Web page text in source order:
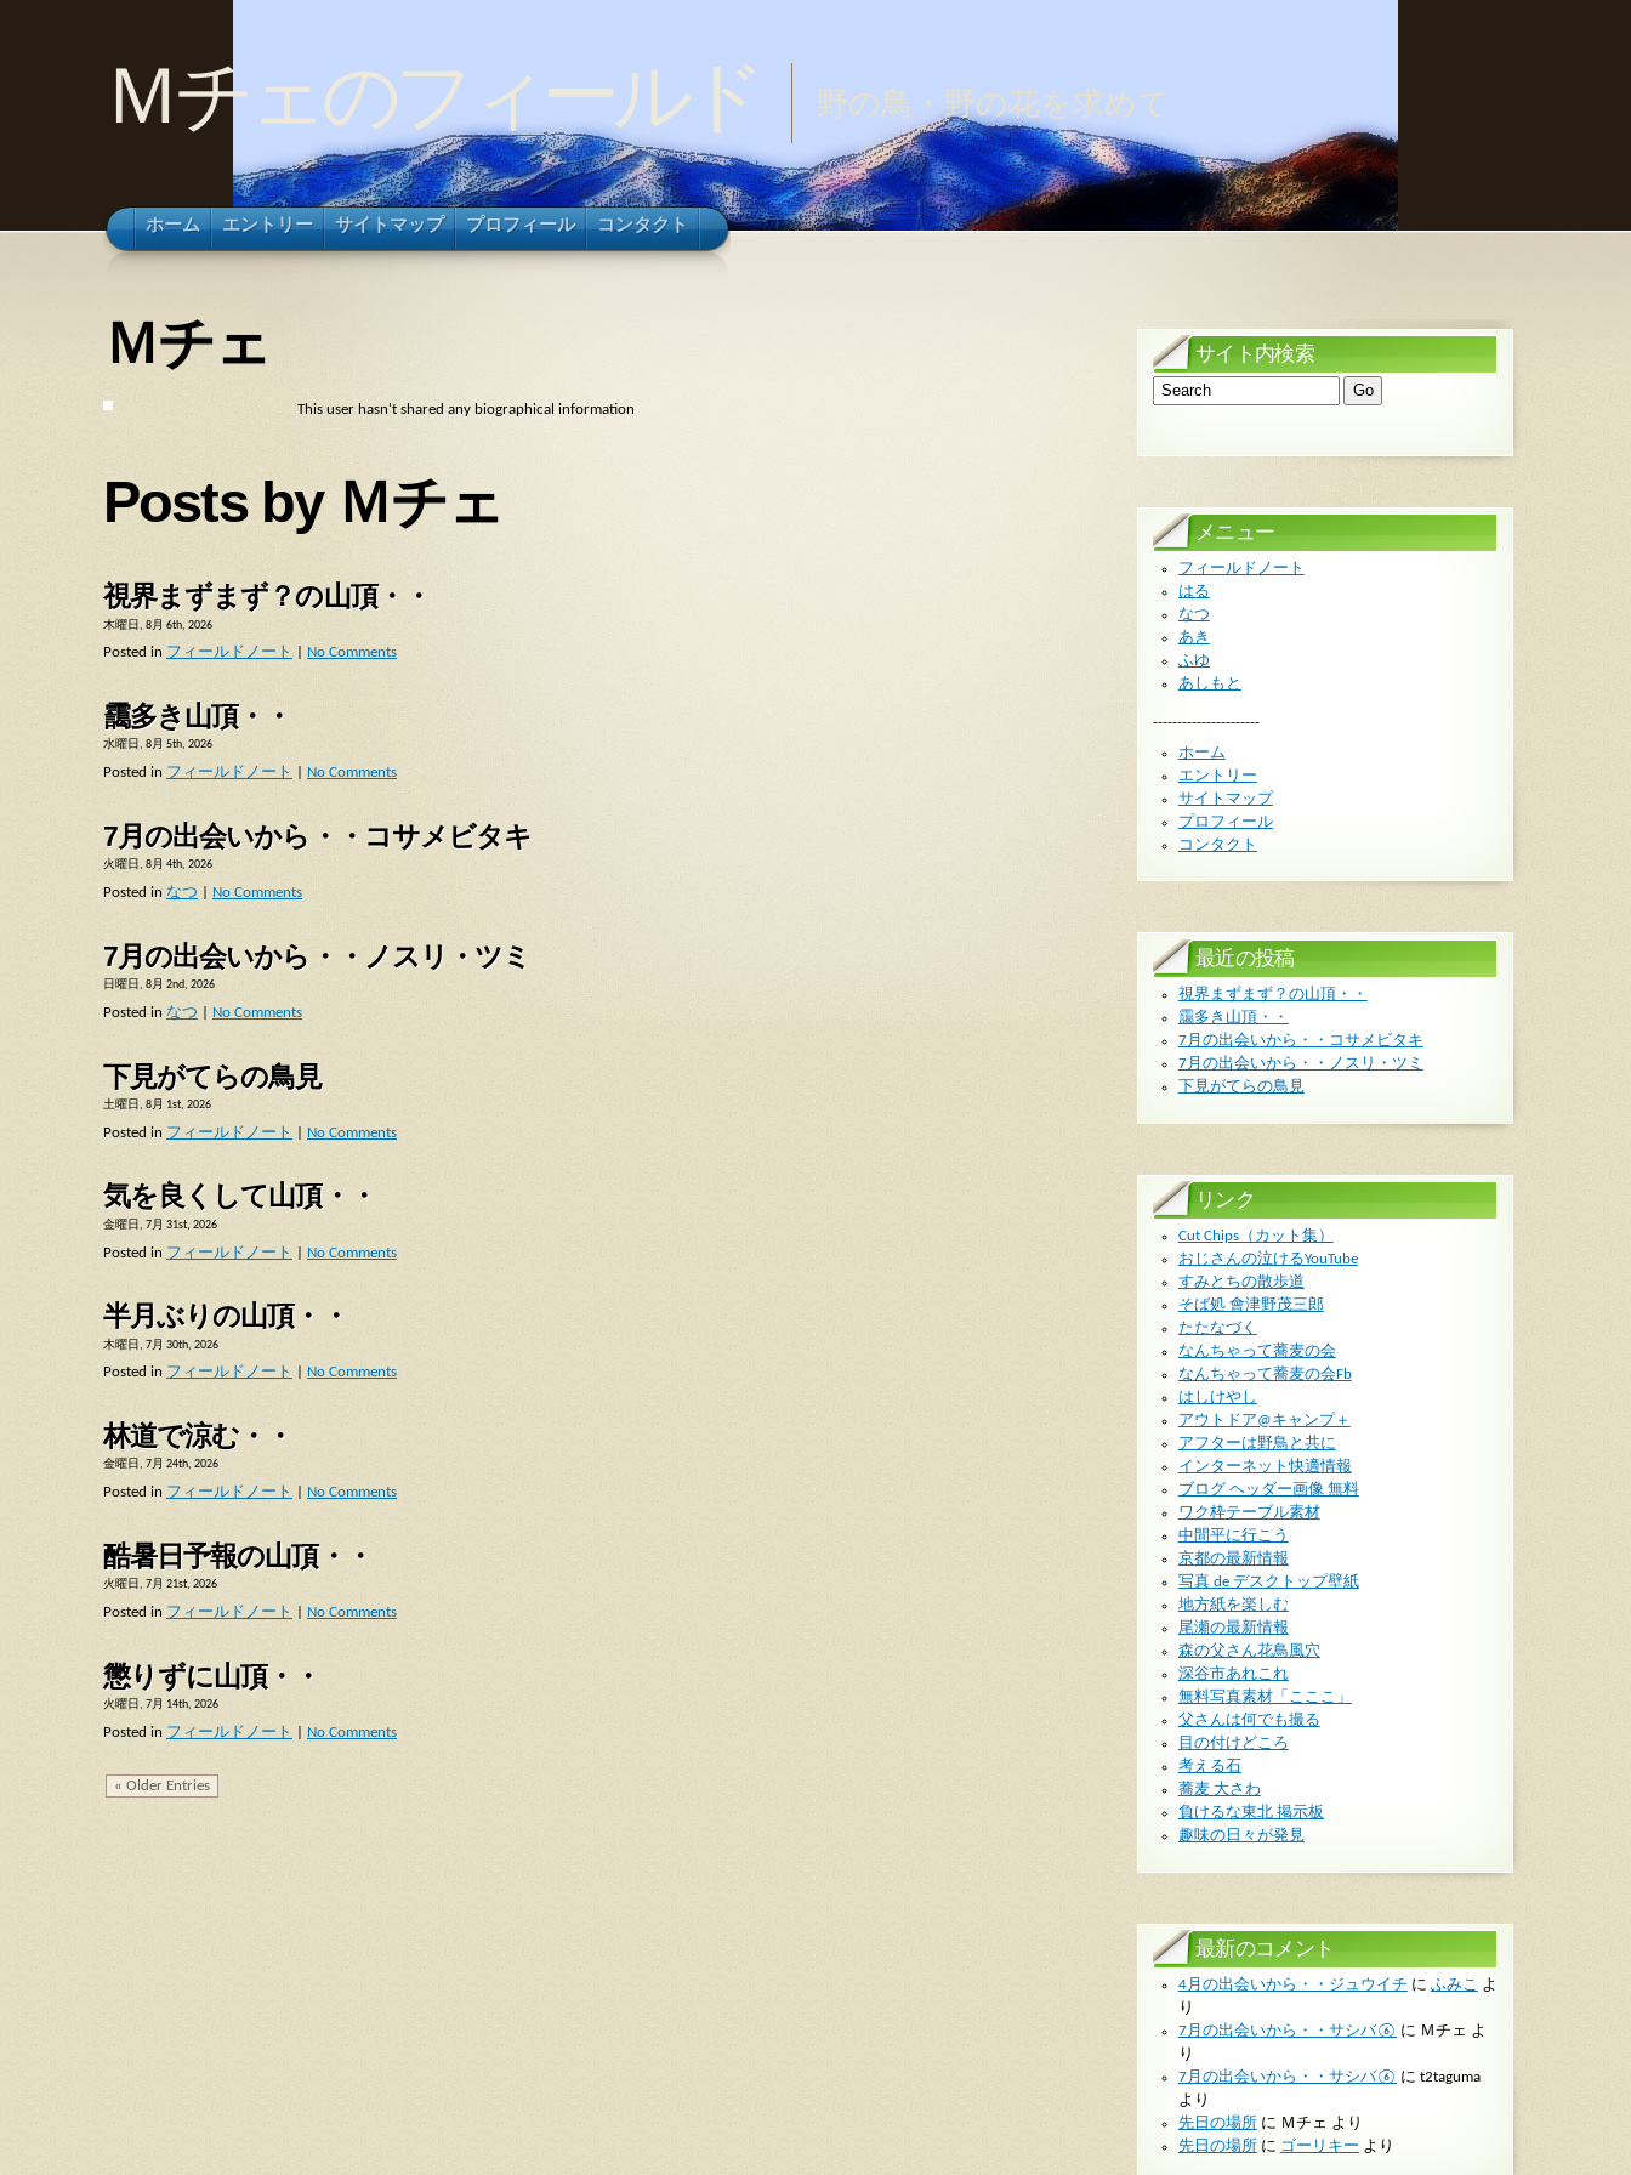
Ｍチェのフィールド 野の鳥・野の花を求めて
ホーム エントリー サイトマップ プロフィール コンタクト
Ｍチェ
This user hasn't shared any biographical information
Posts by Ｍチェ
視界まずまず？の山頂・・
木曜日, 8月 6th, 2026
Posted in フィールドノート No Comments
靄多き山頂・・
水曜日, 8月 5th, 2026
Posted in フィールドノート No Comments
7月の出会いから・・コサメビタキ
火曜日, 8月 4th, 2026
Posted in なつ No Comments
7月の出会いから・・ノスリ・ツミ
日曜日, 8月 2nd, 2026
Posted in なつ No Comments
下見がてらの鳥見
土曜日, 8月 1st, 2026
Posted in フィールドノート No Comments
気を良くして山頂・・
金曜日, 7月 31st, 2026
Posted in フィールドノート No Comments
半月ぶりの山頂・・
木曜日, 7月 30th, 2026
Posted in フィールドノート No Comments
林道で涼む・・
金曜日, 7月 24th, 2026
Posted in フィールドノート No Comments
酷暑日予報の山頂・・
火曜日, 7月 21st, 2026
Posted in フィールドノート No Comments
懲りずに山頂・・
火曜日, 7月 14th, 2026
Posted in フィールドノート No Comments
« Older Entries
サイト内検索
メニュー
フィールドノート
はる
なつ
あき
ふゆ
あしもと
----------------------
ホーム
エントリー
サイトマップ
プロフィール
コンタクト
最近の投稿
視界まずまず？の山頂・・
靄多き山頂・・
7月の出会いから・・コサメビタキ
7月の出会いから・・ノスリ・ツミ
下見がてらの鳥見
リンク
Cut Chips（カット集）
おじさんの泣けるYouTube
すみとちの散歩道
そば処 會津野茂三郎
たたなづく
なんちゃって蕎麦の会
なんちゃって蕎麦の会Fb
はしけやし
アウトドア@キャンプ＋
アフターは野鳥と共に
インターネット快適情報
ブログ ヘッダー画像 無料
ワク枠テーブル素材
中間平に行こう
京都の最新情報
写真 de デスクトップ壁紙
地方紙を楽しむ
尾瀬の最新情報
森の父さん花鳥風穴
深谷市あれこれ
無料写真素材「こここ」
父さんは何でも撮る
目の付けどころ
考える石
蕎麦 大さわ
負けるな東北 掲示板
趣味の日々が発見
最新のコメント
4月の出会いから・・ジュウイチ に ふみこ よ
り
7月の出会いから・・サシバ⑥ に Ｍチェ よ
り
7月の出会いから・・サシバ⑥ に t2taguma
より
先日の場所に Ｍチェ より
先日の場所に ゴーリキー より